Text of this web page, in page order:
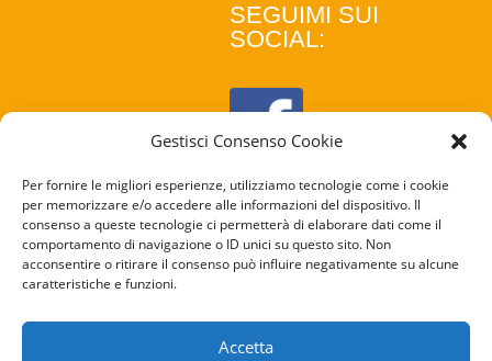
Gestisci Consenso Cookie
Per fornire le migliori esperienze, utilizziamo tecnologie come i cookie
per memorizzare e/o accedere alle informazioni del dispositivo. Il
consenso a queste tecnologie ci permetterà di elaborare dati come il
comportamento di navigazione o ID unici su questo sito. Non
acconsentire o ritirare il consenso può influire negativamente su alcune
caratteristiche e funzioni.
Accetta
SEGUIMI SUI
SOCIAL:
COOKIE
POLICY